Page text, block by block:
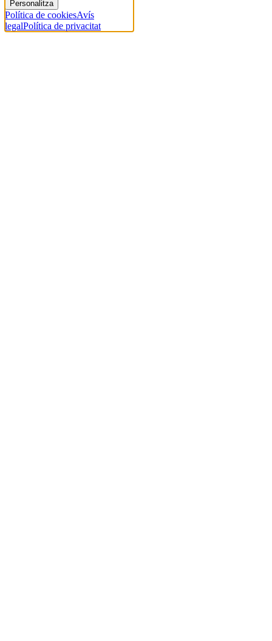
Personalitza
Política de cookiesAvís
legalPolítica de privacitat